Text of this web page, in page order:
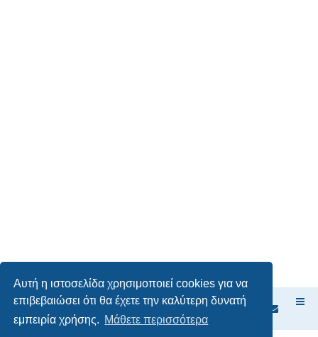
Αυτή η ιστοσελίδα χρησιμοποιεί cookies για να
επιβεβαιώσει ότι θα έχετε την καλύτερη δυνατή
εμπειρία χρήσης. Μάθετε περισσότερα
Ευρετήριο Δ. Συζήτησης